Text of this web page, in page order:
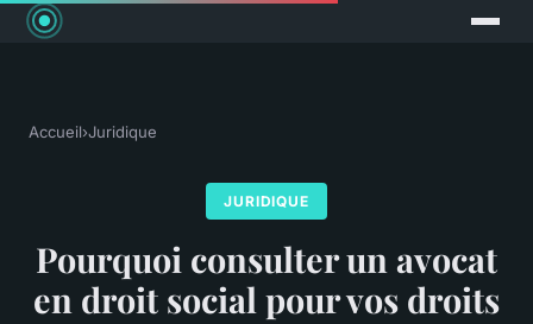
Accueil›Juridique
JURIDIQUE
Pourquoi consulter un avocat
en droit social pour vos droits